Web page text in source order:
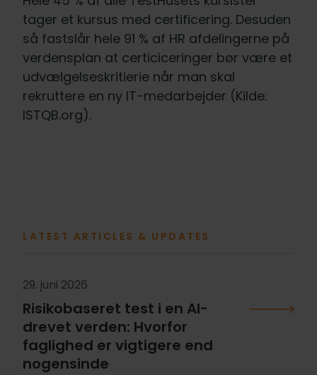
tager et kursus med certificering. Desuden
så fastslår hele 91 % af HR afdelingerne på
verdensplan at certiciceringer bør være et
udvælgelseskritierie når man skal
rekruttere en ny IT-medarbejder (Kilde:
ISTQB.org).
LATEST ARTICLES & UPDATES
29. juni 2026
Risikobaseret test i en AI-
drevet verden: Hvorfor
faglighed er vigtigere end
nogensinde